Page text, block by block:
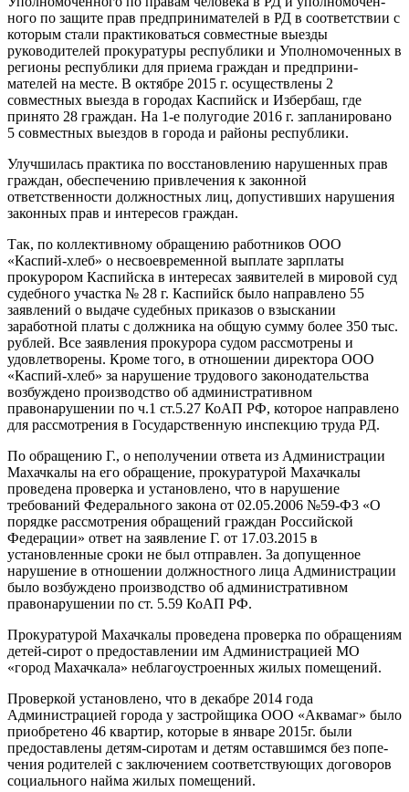
ного по защите прав предпринимателей в РД в соответствии с
которым стали практиковаться совместные выезды
руководителей прокура­туры республики и Уполномоченных в
регионы республики для приема граждан и предприни­
мателей на месте. В октябре 2015 г. осущест­влены 2
совместных выезда в городах Каспийск и Избербаш, где
принято 28 граждан. На 1-е полугодие 2016 г. запланировано
5 совместных выездов в города и районы республики.
Улучшилась практика по восстановлению нарушенных прав
граждан, обеспечению при­влечения к законной
ответственности долж­ностных лиц, допустивших нарушения
законных прав и интересов граждан.
Так, по коллективному обращению работ­ников ООО
«Каспий-хлеб» о несвоевременной выплате зарплаты
прокурором Каспийска в ин­тересах заявителей в мировой суд
судебного участка № 28 г. Каспийск было направлено 55
заявлений о выдаче судебных приказов о взы­скании
заработной платы с должника на общую сумму более 350 тыс.
рублей. Все заявления прокурора судом рассмотрены и
удовлетворе­ны. Кроме того, в отношении директора ООО
«Каспий-хлеб» за нарушение трудового законо­дательства
возбуждено производство об адми­нистративном
правонарушении по ч.1 ст.5.27 КоАП РФ, которое направлено
для рассмотре­ния в Государственную инспекцию труда РД.
По обращению Г., о неполучении ответа из Администрации
Махачкалы на его обращение, прокуратурой Махачкалы
проведена проверка и установлено, что в нарушение
требований Федерального закона от 02.05.2006 №59-Ф3 «О
порядке рассмотрения обращений граждан Российской
Федерации» ответ на заявление Г. от 17.03.2015 в
установленные сроки не был от­правлен. За допущенное
нарушение в отноше­нии должностного лица Администрации
было возбуждено производство об административ­ном
правонарушении по ст. 5.59 КоАП РФ.
Прокуратурой Махачкалы проведена провер­ка по обращениям
детей-сирот о предоставле­нии им Администрацией МО
«город Махачкала» неблагоустроенных жилых помещений.
Проверкой установлено, что в декабре 2014 года
Администрацией города у застройщика ООО «Аквамаг» было
приобретено 46 квартир, которые в январе 2015г. были
предоставлены детям-сиротам и детям оставшимся без попе­
чения родителей с заключением соответству­ющих договоров
социального найма жилых по­мещений.